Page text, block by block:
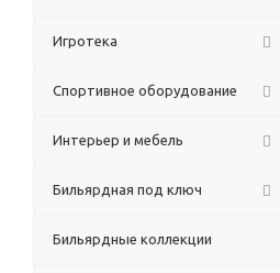
Игротека
Спортивное оборудование
Интерьер и мебель
Бильярдная под ключ
Бильярдные коллекции